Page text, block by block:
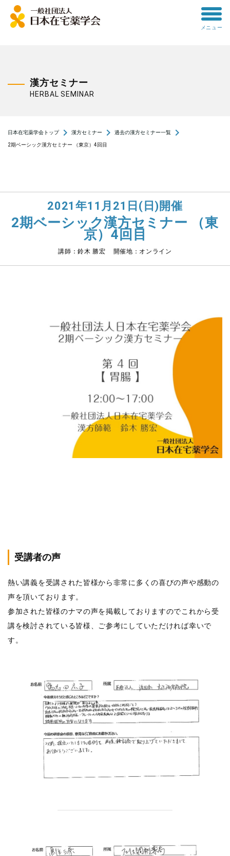
toggle
メニュー
漢方セミナー
HERBAL SEMINAR
日本在宅薬学会トップnavigate_next 漢方セミナー navigate_next 過去の漢方セミナー一覧 navigate_next
2期ベーシック漢方セミナー （東京）4回目
2021年11月21日(日)開催
2期ベーシック漢方セミナー （東
京）4回目
講師：鈴木 勝宏 開催地：オンライン
受講者の声
熱い講義を受講された皆様から非常に多くの喜びの声や感動の
声を頂いております。
参加された皆様のナマの声を掲載しておりますのでこれから受
講を検討されている皆様、ご参考にしていただければ幸いで
す。